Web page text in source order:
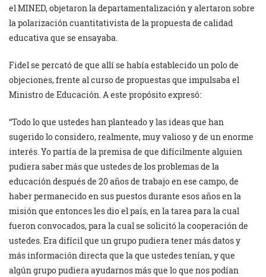
el MINED, objetaron la departamentalización y alertaron sobre
la polarización cuantitativista de la propuesta de calidad
educativa que se ensayaba.
Fidel se percató de que allí se había establecido un polo de
objeciones, frente al curso de propuestas que impulsaba el
Ministro de Educación. A este propósito expresó:
“Todo lo que ustedes han planteado y las ideas que han
sugerido lo considero, realmente, muy valioso y de un enorme
interés. Yo partía de la premisa de que difícilmente alguien
pudiera saber más que ustedes de los problemas de la
educación después de 20 años de trabajo en ese campo, de
haber permanecido en sus puestos durante esos años en la
misión que entonces les dio el país, en la tarea para la cual
fueron convocados, para la cual se solicitó la cooperación de
ustedes. Era difícil que un grupo pudiera tener más datos y
más información directa que la que ustedes tenían, y que
algún grupo pudiera ayudarnos más que lo que nos podían